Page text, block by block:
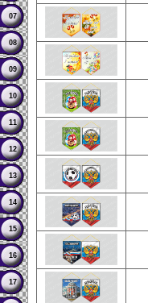
07
08
09
10
11
12
13
14
15
16
17